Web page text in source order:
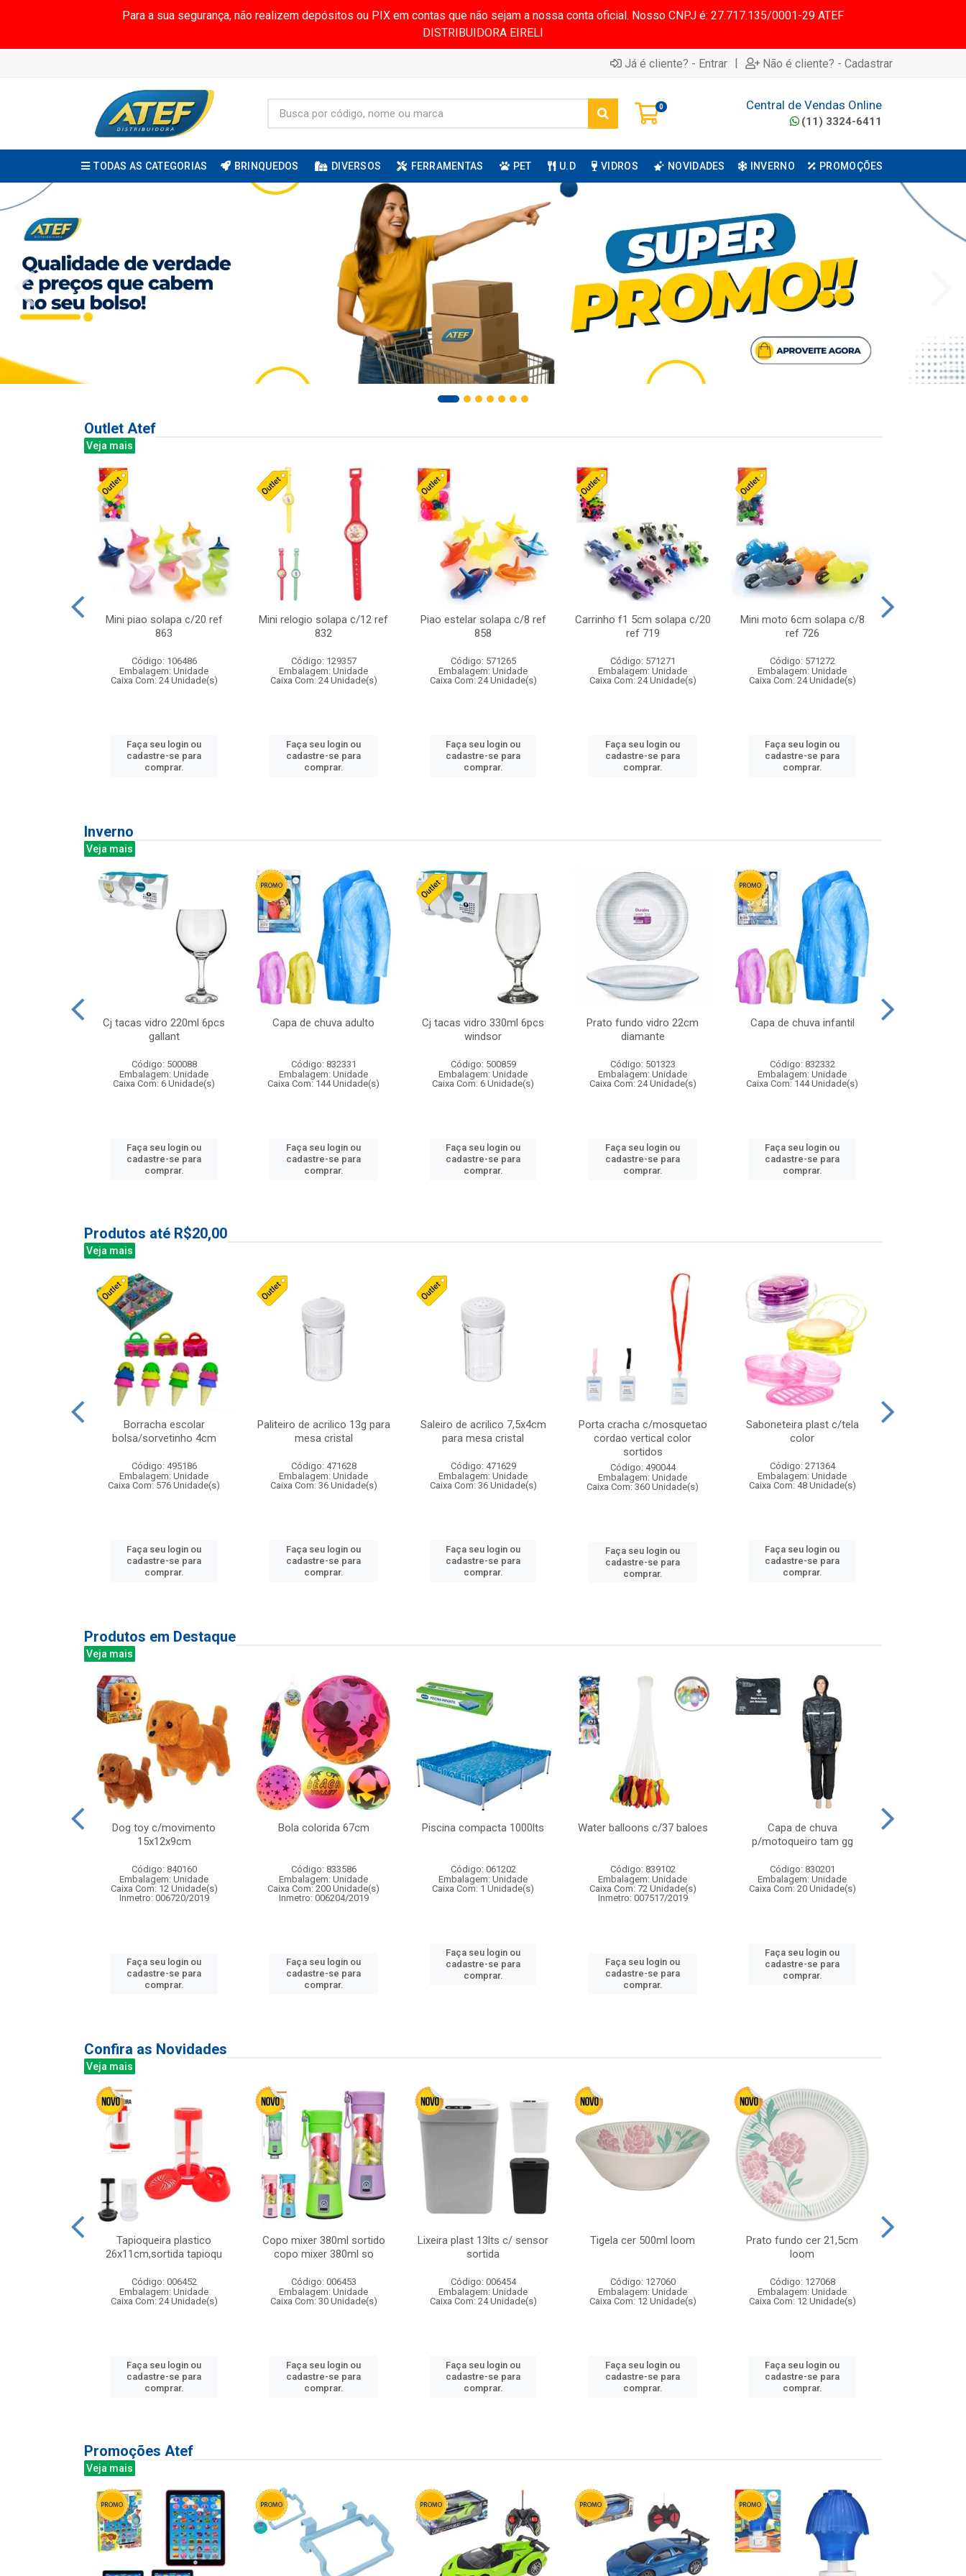
Para a sua segurança, não realizem depósitos ou PIX em contas que não sejam a nossa conta oficial. Nosso CNPJ é: 27.717.135/0001-29 ATEF
DISTRIBUIDORA EIRELI
Já é cliente? - Entrar | Não é cliente? - Cadastrar
0 Central de Vendas Online
(11) 3324-6411
TODAS AS CATEGORIAS BRINQUEDOS DIVERSOS FERRAMENTAS PET U.D VIDROS NOVIDADES INVERNO PROMOÇÕES
Outlet Atef
Veja mais
Mini piao solapa c/20 ref
863
Código: 106486
Embalagem: Unidade
Caixa Com: 24 Unidade(s)
Faça seu login ou
cadastre-se para
comprar.
Mini relogio solapa c/12 ref
832
Código: 129357
Embalagem: Unidade
Caixa Com: 24 Unidade(s)
Faça seu login ou
cadastre-se para
comprar.
Piao estelar solapa c/8 ref
858
Código: 571265
Embalagem: Unidade
Caixa Com: 24 Unidade(s)
Faça seu login ou
cadastre-se para
comprar.
Carrinho f1 5cm solapa c/20
ref 719
Código: 571271
Embalagem: Unidade
Caixa Com: 24 Unidade(s)
Faça seu login ou
cadastre-se para
comprar.
Mini moto 6cm solapa c/8
ref 726
Código: 571272
Embalagem: Unidade
Caixa Com: 24 Unidade(s)
Faça seu login ou
cadastre-se para
comprar.
Inverno
Veja mais
Cj tacas vidro 220ml 6pcs
gallant
Código: 500088
Embalagem: Unidade
Caixa Com: 6 Unidade(s)
Faça seu login ou
cadastre-se para
comprar.
Capa de chuva adulto
Código: 832331
Embalagem: Unidade
Caixa Com: 144 Unidade(s)
Faça seu login ou
cadastre-se para
comprar.
Cj tacas vidro 330ml 6pcs
windsor
Código: 500859
Embalagem: Unidade
Caixa Com: 6 Unidade(s)
Faça seu login ou
cadastre-se para
comprar.
Prato fundo vidro 22cm
diamante
Código: 501323
Embalagem: Unidade
Caixa Com: 24 Unidade(s)
Faça seu login ou
cadastre-se para
comprar.
Capa de chuva infantil
Código: 832332
Embalagem: Unidade
Caixa Com: 144 Unidade(s)
Faça seu login ou
cadastre-se para
comprar.
Produtos até R$20,00
Veja mais
Borracha escolar
bolsa/sorvetinho 4cm
Código: 495186
Embalagem: Unidade
Caixa Com: 576 Unidade(s)
Faça seu login ou
cadastre-se para
comprar.
Paliteiro de acrilico 13g para
mesa cristal
Código: 471628
Embalagem: Unidade
Caixa Com: 36 Unidade(s)
Faça seu login ou
cadastre-se para
comprar.
Saleiro de acrilico 7,5x4cm
para mesa cristal
Código: 471629
Embalagem: Unidade
Caixa Com: 36 Unidade(s)
Faça seu login ou
cadastre-se para
comprar.
Porta cracha c/mosquetao
cordao vertical color
sortidos
Código: 490044
Embalagem: Unidade
Caixa Com: 360 Unidade(s)
Faça seu login ou
cadastre-se para
comprar.
Saboneteira plast c/tela
color
Código: 271364
Embalagem: Unidade
Caixa Com: 48 Unidade(s)
Faça seu login ou
cadastre-se para
comprar.
Produtos em Destaque
Veja mais
Dog toy c/movimento
15x12x9cm
Código: 840160
Embalagem: Unidade
Caixa Com: 12 Unidade(s)
Inmetro: 006720/2019
Faça seu login ou
cadastre-se para
comprar.
Bola colorida 67cm
Código: 833586
Embalagem: Unidade
Caixa Com: 200 Unidade(s)
Inmetro: 006204/2019
Faça seu login ou
cadastre-se para
comprar.
Piscina compacta 1000lts
Código: 061202
Embalagem: Unidade
Caixa Com: 1 Unidade(s)
Faça seu login ou
cadastre-se para
comprar.
Water balloons c/37 baloes
Código: 839102
Embalagem: Unidade
Caixa Com: 72 Unidade(s)
Inmetro: 007517/2019
Faça seu login ou
cadastre-se para
comprar.
Capa de chuva
p/motoqueiro tam gg
Código: 830201
Embalagem: Unidade
Caixa Com: 20 Unidade(s)
Faça seu login ou
cadastre-se para
comprar.
Confira as Novidades
Veja mais
Tapioqueira plastico
26x11cm,sortida tapioqu
Código: 006452
Embalagem: Unidade
Caixa Com: 24 Unidade(s)
Faça seu login ou
cadastre-se para
comprar.
Copo mixer 380ml sortido
copo mixer 380ml so
Código: 006453
Embalagem: Unidade
Caixa Com: 30 Unidade(s)
Faça seu login ou
cadastre-se para
comprar.
Lixeira plast 13lts c/ sensor
sortida
Código: 006454
Embalagem: Unidade
Caixa Com: 24 Unidade(s)
Faça seu login ou
cadastre-se para
comprar.
Tigela cer 500ml loom
Código: 127060
Embalagem: Unidade
Caixa Com: 12 Unidade(s)
Faça seu login ou
cadastre-se para
comprar.
Prato fundo cer 21,5cm
loom
Código: 127068
Embalagem: Unidade
Caixa Com: 12 Unidade(s)
Faça seu login ou
cadastre-se para
comprar.
Promoções Atef
Veja mais